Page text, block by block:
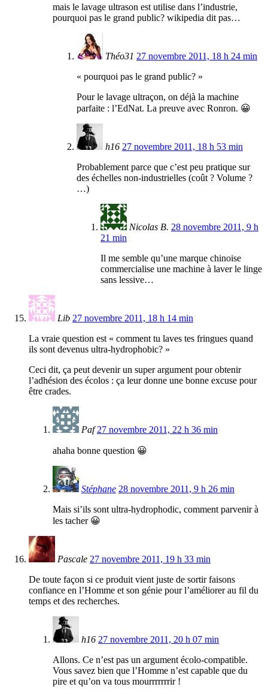
mais le lavage ultrason est utilise dans l’industrie,
pourquoi pas le grand public? wikipedia dit pas…
Théo31 27 novembre 2011, 18 h 24 min
« pourquoi pas le grand public? »
Pour le lavage ultraçon, on déjà la machine
parfaite : l’EdNat. La preuve avec Ronron. 😀
h16 27 novembre 2011, 18 h 53 min
Probablement parce que c’est peu pratique sur
des échelles non-industrielles (coût ? Volume ?
…)
Nicolas B. 28 novembre 2011, 9 h
21 min
Il me semble qu’une marque chinoise
commercialise une machine à laver le linge
sans lessive…
Lib 27 novembre 2011, 18 h 14 min
La vraie question est « comment tu laves tes fringues quand
ils sont devenus ultra-hydrophobic? »
Ceci dit, ça peut devenir un super argument pour obtenir
l’adhésion des écolos : ça leur donne une bonne excuse pour
être crades.
Paf 27 novembre 2011, 22 h 36 min
ahaha bonne question 😀
Stéphane 28 novembre 2011, 9 h 26 min
Mais si’ils sont ultra-hydrophodic, comment parvenir à
les tacher 😀
Pascale 27 novembre 2011, 19 h 33 min
De toute façon si ce produit vient juste de sortir faisons
confiance en l’Homme et son génie pour l’améliorer au fil du
temps et des recherches.
h16 27 novembre 2011, 20 h 07 min
Allons. Ce n’est pas un argument écolo-compatible.
Vous savez bien que l’Homme n’est capable que du
pire et qu’on va tous mourrrrrrrir !